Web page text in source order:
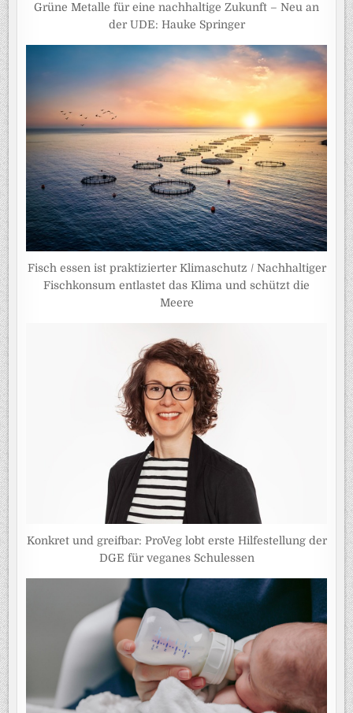
Grüne Metalle für eine nachhaltige Zukunft – Neu an
der UDE: Hauke Springer
Fisch essen ist praktizierter Klimaschutz / Nachhaltiger
Fischkonsum entlastet das Klima und schützt die
Meere
Konkret und greifbar: ProVeg lobt erste Hilfestellung der
DGE für veganes Schulessen